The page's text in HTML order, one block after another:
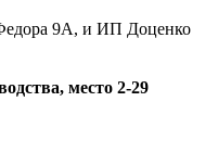
9А, и ИП Доценко
место 2-29